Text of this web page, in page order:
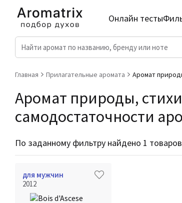
Онлайн тесты
Главная Прилагательные аромата Аромат
Аромат природы,
самодостаточности
По заданному фильтру найдено 1 товаров
для мужчин
2012